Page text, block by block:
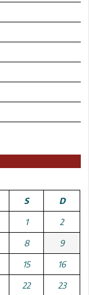
S D
1 2
8 9
15 16
22 23